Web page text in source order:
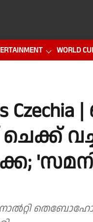
WORLD
ചെക്ക്
പെനാല്‍റ്റി